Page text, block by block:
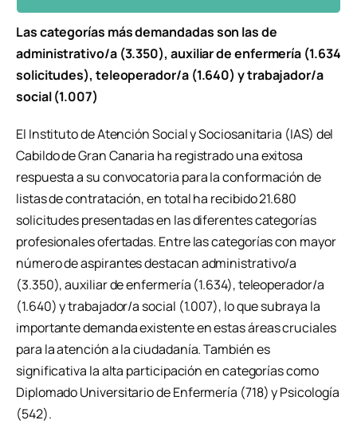
Las categorías más demandadas son las de
administrativo/a (3.350), auxiliar de enfermería (1.634
solicitudes), teleoperador/a (1.640) y trabajador/a
social (1.007)
El Instituto de Atención Social y Sociosanitaria (IAS) del
Cabildo de Gran Canaria ha registrado una exitosa
respuesta a su convocatoria para la conformación de
listas de contratación, en total ha recibido 21.680
solicitudes presentadas en las diferentes categorías
profesionales ofertadas. Entre las categorías con mayor
número de aspirantes destacan administrativo/a
(3.350), auxiliar de enfermería (1.634), teleoperador/a
(1.640) y trabajador/a social (1.007), lo que subraya la
importante demanda existente en estas áreas cruciales
para la atención a la ciudadanía. También es
significativa la alta participación en categorías como
Diplomado Universitario de Enfermería (718) y Psicología
(542).